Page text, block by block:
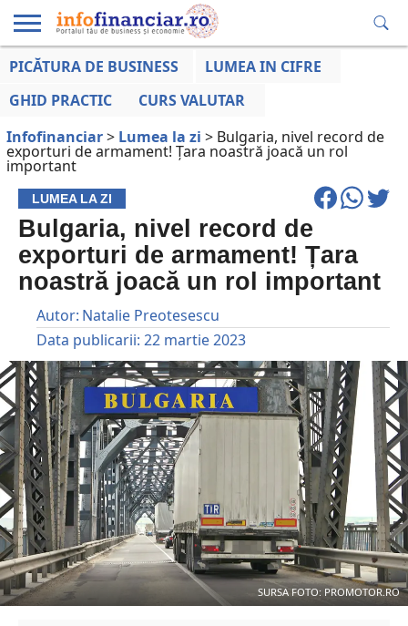
EDUCAȚIE
LA ZI
AFACERILOR
PICĂTURA DE BUSINESS
LUMEA IN CIFRE
GHID PRACTIC
CURS VALUTAR
Infofinanciar> Lumea la zi > Bulgaria, nivel record de
exporturi de armament! Țara noastră joacă un rol
important
LUMEA LA ZI
Bulgaria, nivel record de
exporturi de armament! Țara
noastră joacă un rol important
Autor: Natalie Preotesescu
Data publicarii: 22 martie 2023
SURSA FOTO: PROMOTOR.RO